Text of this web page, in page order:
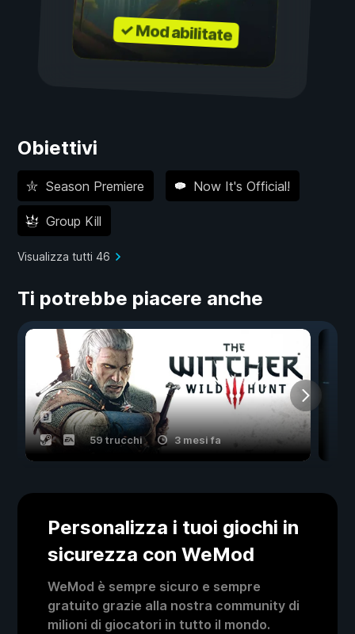
✓ Mod abilitate
Obiettivi
Season Premiere Now It's Official!
Group Kill
Visualizza tutti 46
Ti potrebbe piacere anche
59 trucchi 3 mesi fa
Personalizza i tuoi giochi in
sicurezza con WeMod
WeMod è sempre sicuro e sempre
gratuito grazie alla nostra community di
milioni di giocatori in tutto il mondo.